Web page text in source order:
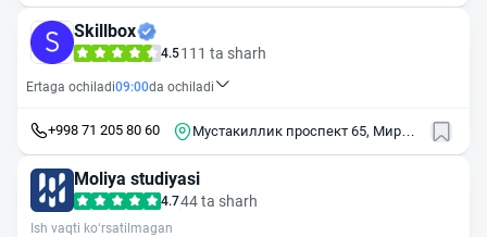
Skillbox
4.5111 ta sharh
Ertaga ochiladi09:00da ochiladi
+998 71 205 80 60
Мустакиллик проспект 65, Мирзо-
Moliya studiyasi
4.744 ta sharh
Ish vaqti ko‘rsatilmagan